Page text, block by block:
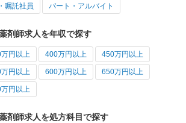
嘱託社員 パート・アルバイト
剤師求人を年収で探す
円以上 400万円以上 450万円以上
円以上 600万円以上 650万円以上
円以上
剤師求人を処方科目で探す